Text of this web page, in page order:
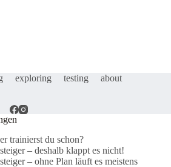
exploring testing about
trainierst du schon?
– deshalb klappt es nicht!
– ohne Plan läuft es meistens